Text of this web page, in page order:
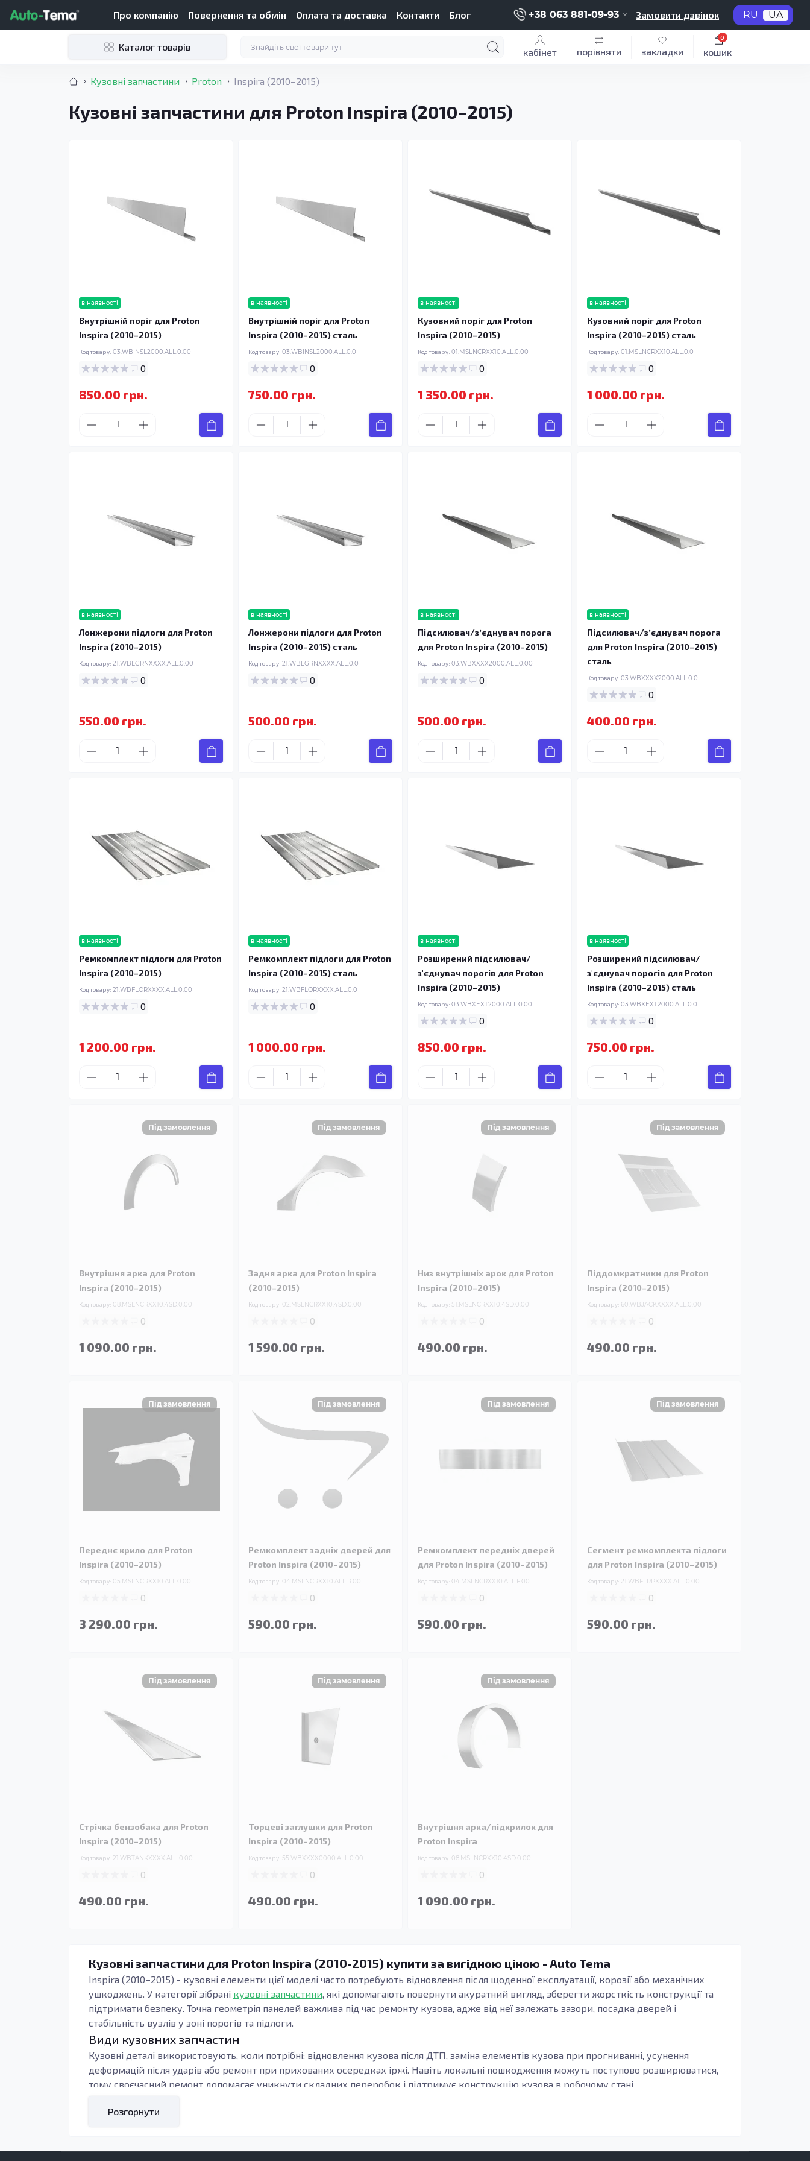
Про компанію Повернення та обмін Оплата та доставка Контакти Блог +38 063 881-09-93 Замовити дзвінок RU UA
Каталог товарів кабінет порівняти закладки кошик
0
Кузовні запчастини Proton Inspira (2010–2015)
Кузовні запчастини для Proton Inspira (2010–2015)
в наявності
Внутрішній поріг для Proton
Inspira (2010–2015)
Код товару: 03.WBINSL2000.ALL.0.00
0
850.00 грн.
в наявності
Внутрішній поріг для Proton
Inspira (2010–2015) сталь
Код товару: 03.WBINSL2000.ALL.0.0
0
750.00 грн.
в наявності
Кузовний поріг для Proton
Inspira (2010–2015)
Код товару: 01.MSLNCRXX10.ALL.0.00
0
1 350.00 грн.
в наявності
Кузовний поріг для Proton
Inspira (2010–2015) сталь
Код товару: 01.MSLNCRXX10.ALL.0.0
0
1 000.00 грн.
в наявності
Лонжерони підлоги для Proton
Inspira (2010–2015)
Код товару: 21.WBLGRNXXXX.ALL.0.00
0
550.00 грн.
в наявності
Лонжерони підлоги для Proton
Inspira (2010–2015) сталь
Код товару: 21.WBLGRNXXXX.ALL.0.0
0
500.00 грн.
в наявності
Підсилювач/зʼєднувач порога
для Proton Inspira (2010–2015)
Код товару: 03.WBXXXX2000.ALL.0.00
0
500.00 грн.
в наявності
Підсилювач/зʼєднувач порога
для Proton Inspira (2010–2015)
сталь
Код товару: 03.WBXXXX2000.ALL.0.0
0
400.00 грн.
в наявності
Ремкомплект підлоги для Proton
Inspira (2010–2015)
Код товару: 21.WBFLORXXXX.ALL.0.00
0
1 200.00 грн.
в наявності
Ремкомплект підлоги для Proton
Inspira (2010–2015) сталь
Код товару: 21.WBFLORXXXX.ALL.0.0
0
1 000.00 грн.
в наявності
Розширений підсилювач/
з'єднувач порогів для Proton
Inspira (2010–2015)
Код товару: 03.WBXEXT2000.ALL.0.00
0
850.00 грн.
в наявності
Розширений підсилювач/
з'єднувач порогів для Proton
Inspira (2010–2015) сталь
Код товару: 03.WBXEXT2000.ALL.0.0
0
750.00 грн.
Внутрішня арка для Proton
Inspira (2010–2015)
Код товару: 08.MSLNCRXX10.4SD.0.00
0
1 090.00 грн.
Задня арка для Proton Inspira
(2010–2015)
Код товару: 02.MSLNCRXX10.4SD.0.00
0
1 590.00 грн.
Низ внутрішніх арок для Proton
Inspira (2010–2015)
Код товару: 51.MSLNCRXX10.4SD.0.00
0
490.00 грн.
Піддомкратники для Proton
Inspira (2010–2015)
Код товару: 60.WBJACKXXXX.ALL.0.00
0
490.00 грн.
Переднє крило для Proton
Inspira (2010–2015)
Код товару: 05.MSLNCRXX10.ALL.0.00
0
3 290.00 грн.
Ремкомплект задніх дверей для
Proton Inspira (2010–2015)
Код товару: 04.MSLNCRXX10.ALL.R.00
0
590.00 грн.
Ремкомплект передніх дверей
для Proton Inspira (2010–2015)
Код товару: 04.MSLNCRXX10.ALL.F.00
0
590.00 грн.
Сегмент ремкомплекта підлоги
для Proton Inspira (2010–2015)
Код товару: 21.WBFLRPXXXX.ALL.0.00
0
590.00 грн.
Стрічка бензобака для Proton
Inspira (2010–2015)
Код товару: 21.WBTANKXXXX.ALL.0.00
0
490.00 грн.
Торцеві заглушки для Proton
Inspira (2010–2015)
Код товару: 55.WBXXXX0000.ALL.0.00
0
490.00 грн.
Внутрішня арка/підкрилок для
Proton Inspira
Код товару: 08.MSLNCRXX10.4SD.0.00
0
1 090.00 грн.
Кузовні запчастини для Proton Inspira (2010-2015) купити за вигідною ціною - Auto Tema
Inspira (2010–2015) - кузовні елементи цієї моделі часто потребують відновлення після щоденної експлуатації, корозії або механічних
ушкоджень. У категорії зібрані кузовні запчастини, які допомагають повернути акуратний вигляд, зберегти жорсткість конструкції та
підтримати безпеку. Точна геометрія панелей важлива під час ремонту кузова, адже від неї залежать зазори, посадка дверей і
стабільність вузлів у зоні порогів та підлоги.
Види кузовних запчастин
Кузовні деталі використовують, коли потрібні: відновлення кузова після ДТП, заміна елементів кузова при прогниванні, усунення
деформацій після ударів або ремонт при прихованих осередках іржі. Навіть локальні пошкодження можуть поступово розширюватися,
тому своєчасний ремонт допомагає уникнути складних переробок і підтримує конструкцію кузова в робочому стані.
Під час підбору орієнтуються на тип кузова, модифікацію та місце встановлення елемента. Важливо, щоб деталь повторювала заводські
Кому підходять ці запчастини
Розгорнути